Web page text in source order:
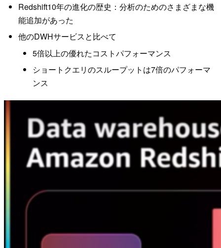
Redshift10年の進化の歴史：分析のためのさまざまな機
能追加があった
他のDWHサービスと比べて
5倍以上の優れたコストパフォーマンス
ショートクエリのスループットは7倍のパフォーマ
ンス